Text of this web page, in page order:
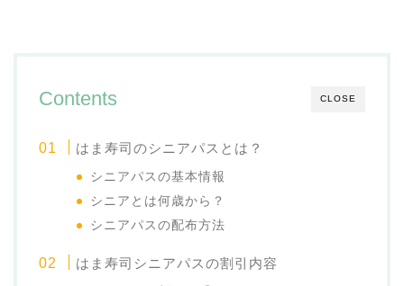
CLOSE
Contents
はま寿司のシニアパスとは？
シニアパスの基本情報
シニアとは何歳から？
シニアパスの配布方法
はま寿司シニアパスの割引内容